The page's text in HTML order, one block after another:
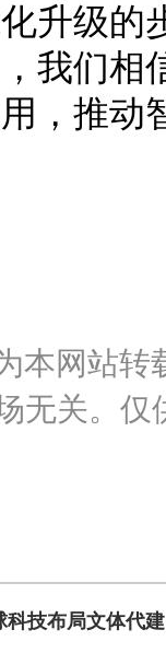
升级的
我们相
，推动
本网站
无关。
科技布局文体代建